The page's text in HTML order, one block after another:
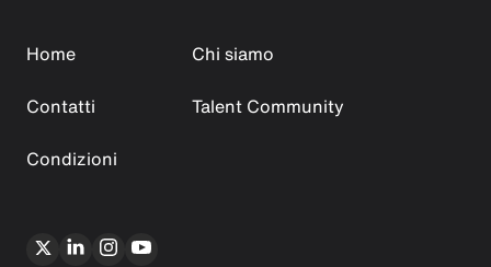
Home
Chi siamo
Contatti
Talent Community
Condizioni